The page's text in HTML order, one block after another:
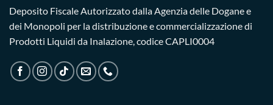
Deposito Fiscale Autorizzato dalla Agenzia delle Dogane e
dei Monopoli per la distribuzione e commercializzazione di
Prodotti Liquidi da Inalazione, codice CAPLI0004